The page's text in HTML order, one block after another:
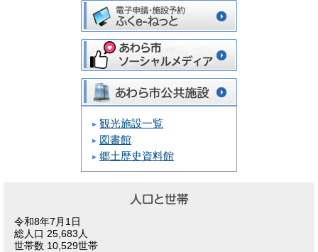
観光施設一覧
図書館
郷土歴史資料館
令和8年7月1日
総人口 25,683人
世帯数 10,529世帯